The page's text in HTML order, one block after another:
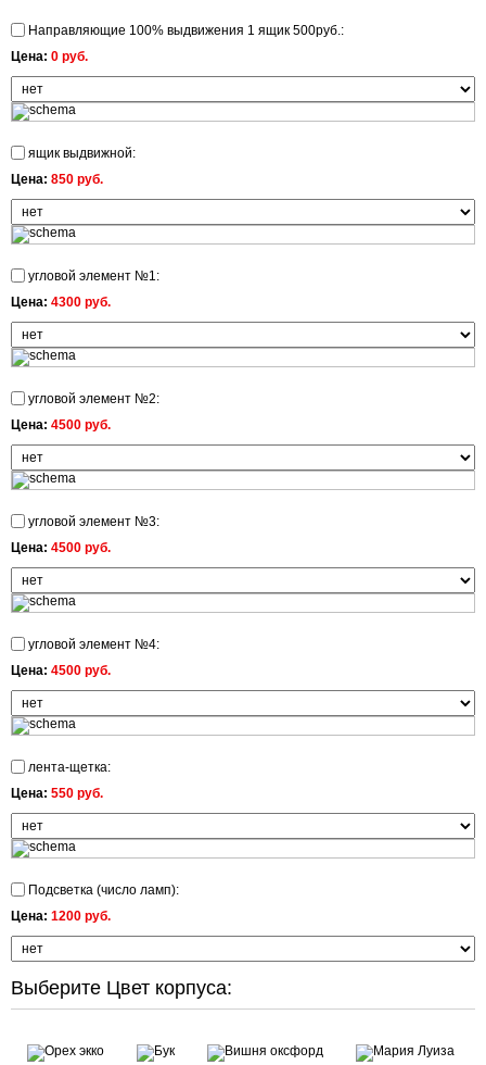
Направляющие 100% выдвижения 1 ящик 500руб.:
Цена: 0 руб.
ящик выдвижной:
Цена: 850 руб.
угловой элемент №1:
Цена: 4300 руб.
угловой элемент №2:
Цена: 4500 руб.
угловой элемент №3:
Цена: 4500 руб.
угловой элемент №4:
Цена: 4500 руб.
лента-щетка:
Цена: 550 руб.
Подсветка (число ламп):
Цена: 1200 руб.
Выберите Цвет корпуса: